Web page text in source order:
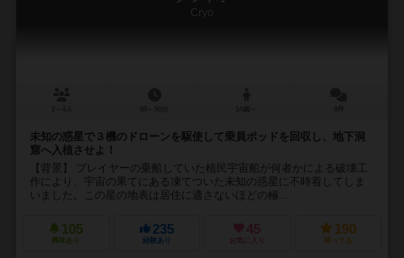
Cryo
未知の惑星で３機のドローンを駆使して乗員ポッドを回収し、地下洞
窟へ入植させよ！
【背景】 プレイヤーの乗船していた植民宇宙船が何者かによる破壊工
作により、宇宙の果てにある凍てついた未知の惑星に不時着してしま
いました。この星の地表は居住に適さないほどの極...
105
興味あり
235
経験あり
45
お気に入り
190
持ってる